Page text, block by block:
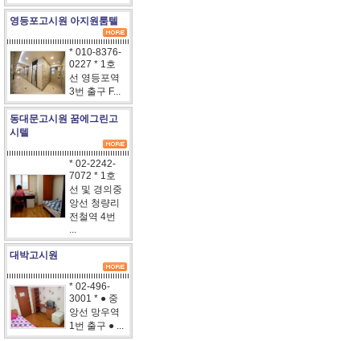
영등포고시원 아지원룸텔
* 010-8376-
0227 * 1호
선 영등포역
3번 출구 F...
동대문고시원 꿈에그린고
시텔
* 02-2242-
7072 * 1호
선 및 경의중
앙선 청량리
전철역 4번
...
대박고시원
* 02-496-
3001 * ● 중
앙선 망우역
1번 출구 ● ...